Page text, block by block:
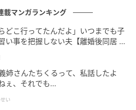
載マンガランキング
どこ行ってたんだよ」いつまでも子
い事を把握しない夫【離婚後同居 Vo
さんたちくるって、私話したよ
ぇ、それでも…
い